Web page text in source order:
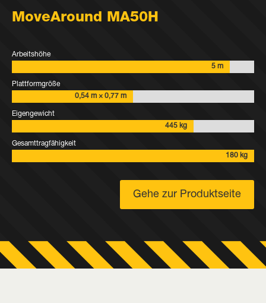
MoveAround MA50H
Arbeitshöhe
5 m
Plattformgröße
0,54 m × 0,77 m
Eigengewicht
445 kg
Gesamttragfähigkeit
180 kg
Gehe zur Produktseite